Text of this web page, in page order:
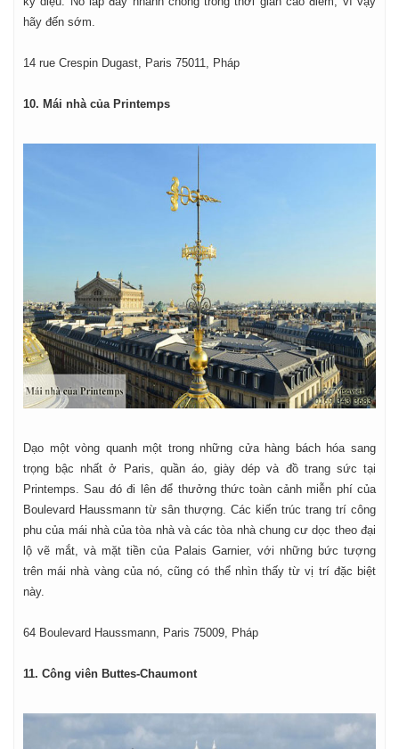
hãy đến sớm.
14 rue Crespin Dugast, Paris 75011, Pháp
10. Mái nhà của Printemps
Dạo một vòng quanh một trong những cửa hàng bách hóa sang
trọng bậc nhất ở Paris, quần áo, giày dép và đồ trang sức tại
Printemps. Sau đó đi lên để thưởng thức toàn cảnh miễn phí của
Boulevard Haussmann từ sân thượng. Các kiến trúc trang trí công
phu của mái nhà của tòa nhà và các tòa nhà chung cư dọc theo đại
lộ vẽ mắt, và mặt tiền của Palais Garnier, với những bức tượng
trên mái nhà vàng của nó, cũng có thể nhìn thấy từ vị trí đặc biệt
này.
64 Boulevard Haussmann, Paris 75009, Pháp
11. Công viên Buttes-Chaumont